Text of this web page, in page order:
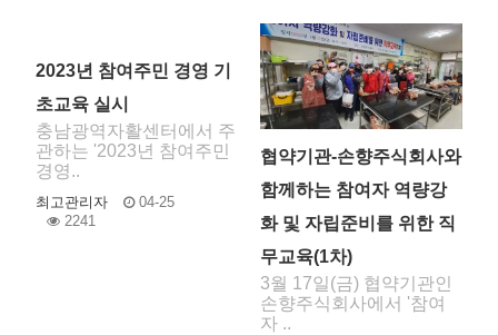
2023년 참여주민 경영 기
초교육 실시
충남광역자활센터에서 주
관하는 '2023년 참여주민
경영..
최고관리자
04-25
2241
협약기관-손향주식회사와
함께하는 참여자 역량강
화 및 자립준비를 위한 직
무교육(1차)
3월 17일(금) 협약기관인
손향주식회사에서 '참여
자 ..